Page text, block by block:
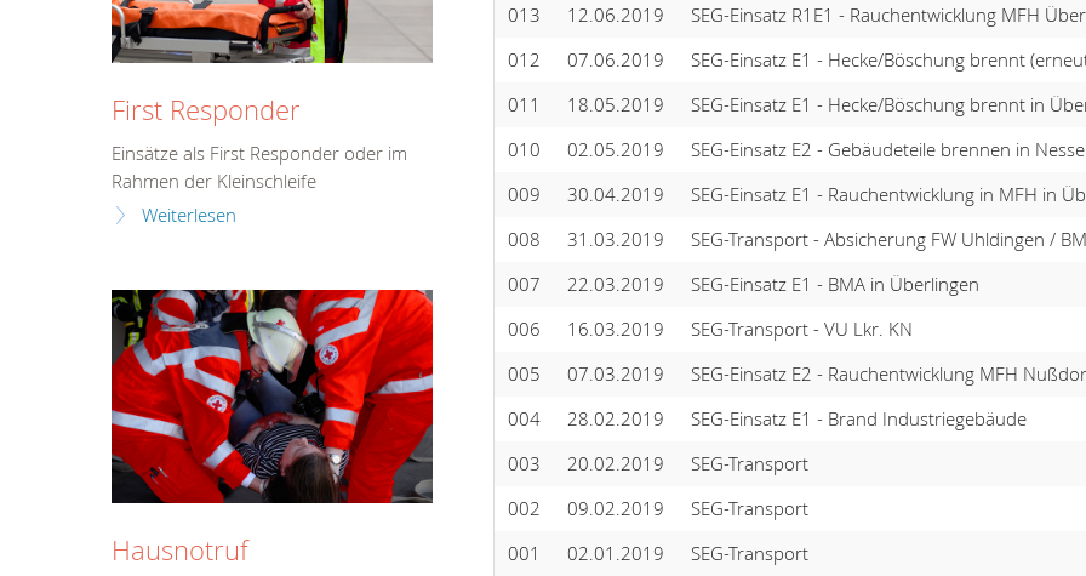
013
12.06.2019
SEG-Einsatz R1E1 - Rauchentwicklung MFH
012
07.06.2019
SEG-Einsatz E1 - Hecke/Böschung brennt
011
18.05.2019
SEG-Einsatz E1 - Hecke/Böschung brennt in
010
02.05.2019
SEG-Einsatz E2 - Gebäudeteile brennen in
009
30.04.2019
SEG-Einsatz E1 - Rauchentwicklung in MFH in
008
31.03.2019
SEG-Transport - Absicherung FW Uhldingen /
007
22.03.2019
SEG-Einsatz E1 - BMA in Überlingen
006
16.03.2019
SEG-Transport - VU Lkr. KN
005
07.03.2019
SEG-Einsatz E2 - Rauchentwicklung MFH
004
28.02.2019
SEG-Einsatz E1 - Brand Industriegebäude
003
20.02.2019
SEG-Transport
002
09.02.2019
SEG-Transport
001
02.01.2019 SEG-Transport
First Responder
Einsätze als First Responder oder im
Rahmen der Kleinschleife
Weiterlesen
Hausnotruf